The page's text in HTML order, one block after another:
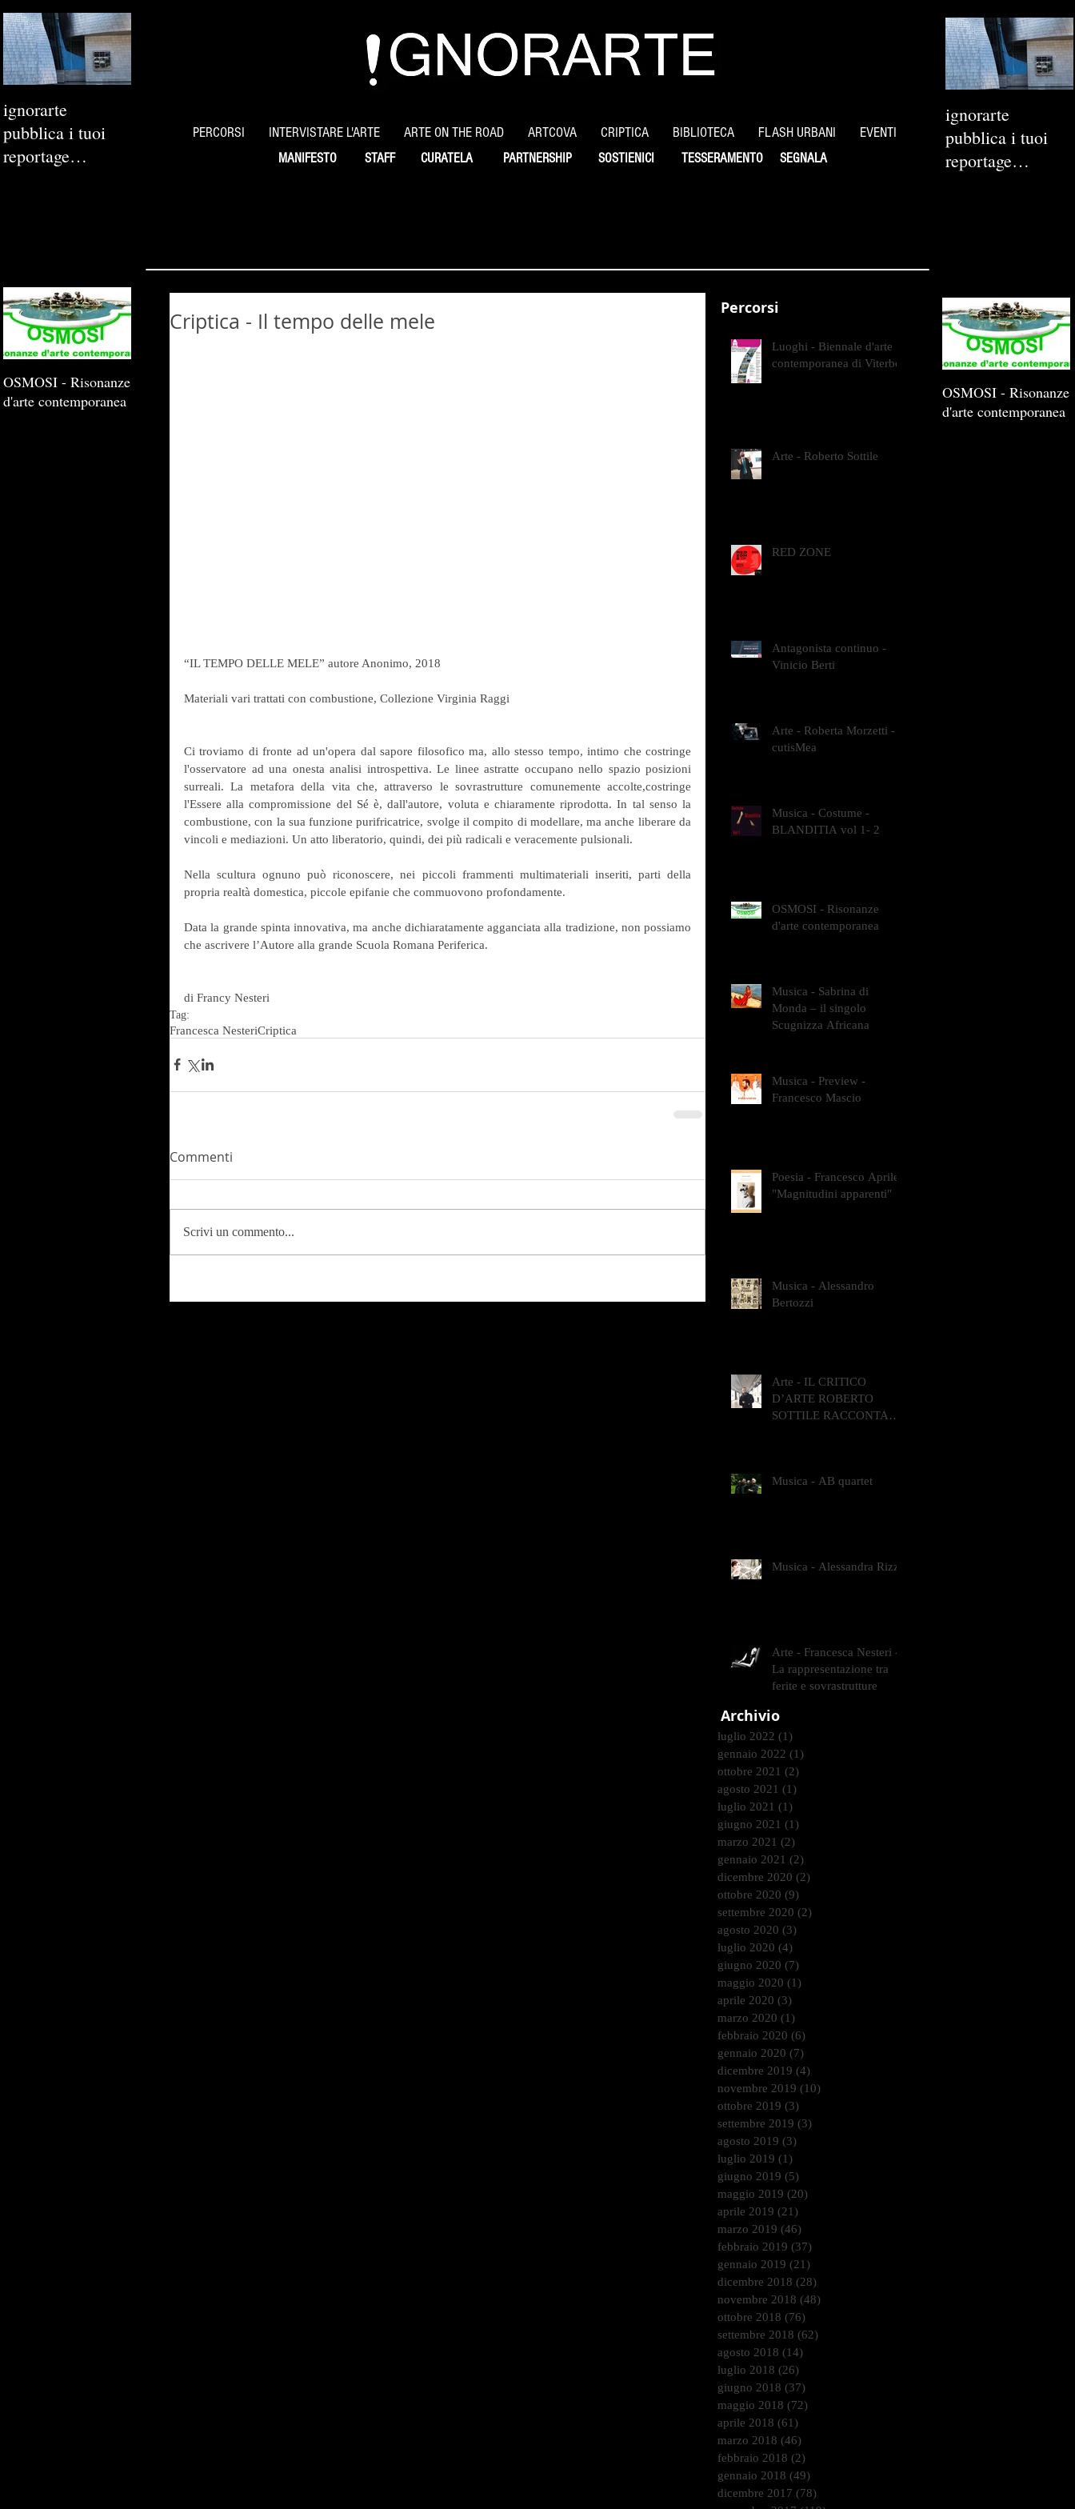
ignorarte
pubblica i tuoi
reportage
PERCORSI INTERVISTARE L'ARTE ARTE ON THE ROAD ARTCOVA CRIPTICA BIBLIOTECA FLASH URBANI EVENTI
MANIFESTO STAFF CURATELA PARTNERSHIP SOSTIENICI SEGNALA
TESSERAMENTO
ignorarte
pubblica i tuoi
reportage
Criptica - Il tempo delle mele
“IL TEMPO DELLE MELE” autore Anonimo, 2018
Materiali vari trattati con combustione, Collezione Virginia Raggi
Ci troviamo di fronte ad un'opera dal sapore filosofico ma, allo stesso tempo, intimo che costringe
l'osservatore ad una onesta analisi introspettiva. Le linee astratte occupano nello spazio posizioni
surreali. La metafora della vita che, attraverso le sovrastrutture comunemente accolte,costringe
l'Essere alla compromissione del Sé è, dall'autore, voluta e chiaramente riprodotta. In tal senso la
combustione, con la sua funzione purifricatrice, svolge il compito di modellare, ma anche liberare da
vincoli e mediazioni. Un atto liberatorio, quindi, dei più radicali e veracemente pulsionali.
Nella scultura ognuno può riconoscere, nei piccoli frammenti multimateriali inseriti, parti della
propria realtà domestica, piccole epifanie che commuovono profondamente.
Data la grande spinta innovativa, ma anche dichiaratamente agganciata alla tradizione, non possiamo
che ascrivere l’Autore alla grande Scuola Romana Periferica.
di Francy Nesteri
Tag:
Francesca NesteriCriptica
Commenti
Scrivi un commento...
Percorsi
Luoghi - Biennale d'arte
contemporanea di Viterbo
Arte - Roberto Sottile
RED ZONE
Antagonista continuo -
Vinicio Berti
Arte - Roberta Morzetti -
cutisMea
Musica - Costume -
BLANDITIA vol 1- 2
OSMOSI - Risonanze
d'arte contemporanea
Musica - Sabrina di
Monda – il singolo
Scugnizza Africana
Musica - Preview -
Francesco Mascio
Poesia - Francesco Aprile -
"Magnitudini apparenti"
Musica - Alessandro
Bertozzi
Arte - IL CRITICO
D’ARTE ROBERTO
SOTTILE RACCONTA
Musica - AB quartet
Musica - Alessandra Rizzo
Arte - Francesca Nesteri -
La rappresentazione tra
ferite e sovrastrutture
Archivio
luglio 2022 (1)
gennaio 2022 (1)
ottobre 2021 (2)
agosto 2021 (1)
luglio 2021 (1)
giugno 2021 (1)
marzo 2021 (2)
gennaio 2021 (2)
dicembre 2020 (2)
ottobre 2020 (9)
settembre 2020 (2)
agosto 2020 (3)
luglio 2020 (4)
giugno 2020 (7)
maggio 2020 (1)
aprile 2020 (3)
marzo 2020 (1)
febbraio 2020 (6)
gennaio 2020 (7)
dicembre 2019 (4)
novembre 2019 (10)
ottobre 2019 (3)
settembre 2019 (3)
agosto 2019 (3)
luglio 2019 (1)
giugno 2019 (5)
maggio 2019 (20)
aprile 2019 (21)
marzo 2019 (46)
febbraio 2019 (37)
gennaio 2019 (21)
dicembre 2018 (28)
novembre 2018 (48)
ottobre 2018 (76)
settembre 2018 (62)
agosto 2018 (14)
luglio 2018 (26)
giugno 2018 (37)
maggio 2018 (72)
aprile 2018 (61)
marzo 2018 (46)
febbraio 2018 (2)
gennaio 2018 (49)
dicembre 2017 (78)
OSMOSI - Risonanze
d'arte contemporanea
OSMOSI - Risonanze
d'arte contemporanea